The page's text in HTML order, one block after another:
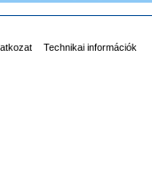
Technikai információk